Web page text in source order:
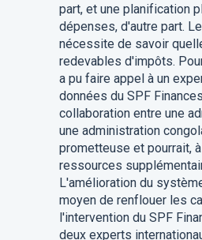
part, et une planification
dépenses, d'autre part.
nécessite de savoir
redevables d'impôts.
a pu faire appel à un
données du SPF
collaboration entre une
une administration
prometteuse et pourrait,
ressources
L'amélioration du
moyen de renflouer les
l'intervention du SPF
deux experts